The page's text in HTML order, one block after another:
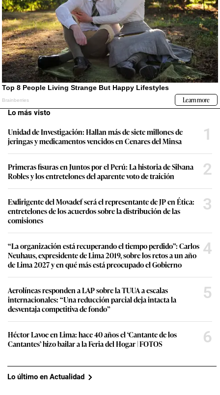
Lo más visto
Unidad de Investigación: Hallan más de siete millones de
jeringas y medicamentos vencidos en Cenares del Minsa
1
Primeras fisuras en Juntos por el Perú: La historia de Silvana
Robles y los entretelones del aparente voto de traición
2
Exdirigente del Movadef será el representante de JP en Ética:
entretelones de los acuerdos sobre la distribución de las
comisiones
3
“La organización está recuperando el tiempo perdido”: Carlos
Neuhaus, expresidente de Lima 2019, sobre los retos a un año
de Lima 2027 y en qué más está preocupado el Gobierno
4
Aerolíneas responden a LAP sobre la TUUA a escalas
internacionales: “Una reducción parcial deja intacta la
desventaja competitiva de fondo”
5
Héctor Lavoe en Lima: hace 40 años el ‘Cantante de los
Cantantes’ hizo bailar a la Feria del Hogar | FOTOS
6
Lo último en Actualidad